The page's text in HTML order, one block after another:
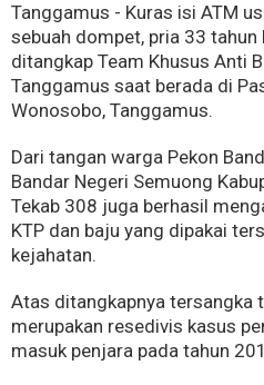
Tanggamus - Kuras isi ATM
sebuah dompet, pria 33
ditangkap Team Khusus Anti
Tanggamus saat berada di
Wonosobo, Tanggamus.
Dari tangan warga Pekon
Bandar Negeri Semuong
Tekab 308 juga berhasil
KTP dan baju yang dipakai
kejahatan.
Atas ditangkapnya tersangka
merupakan resedivis kasus
masuk penjara pada tahun